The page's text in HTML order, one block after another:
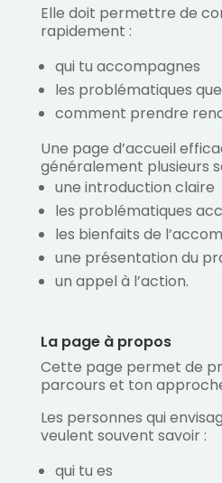
Elle doit permettre de
rapidement :
qui tu accompagnes
les problématiques
comment prendre
Une page d’accueil
généralement plusieurs
une introduction claire
les problématiques
les bienfaits de
une présentation du
un appel à l’action.
La page à propos
Cette page permet de
parcours et ton
Les personnes qui
veulent souvent savoir :
qui tu es